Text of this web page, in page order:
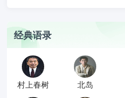
经典语录
村上春树 北岛